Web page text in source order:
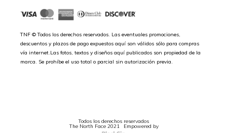
TNF © Todos los derechos reservados. Las eventuales promociones,
descuentos y plazos de pago expuestos aquí son válidos sólo para compras
vía internet.Las fotos, textos y diseños aquí publicados son propiedad de la
marca. Se prohíbe el uso total o parcial sin autorización previa.
Todos los derechos reservados
The North Face 2021 Empowered by